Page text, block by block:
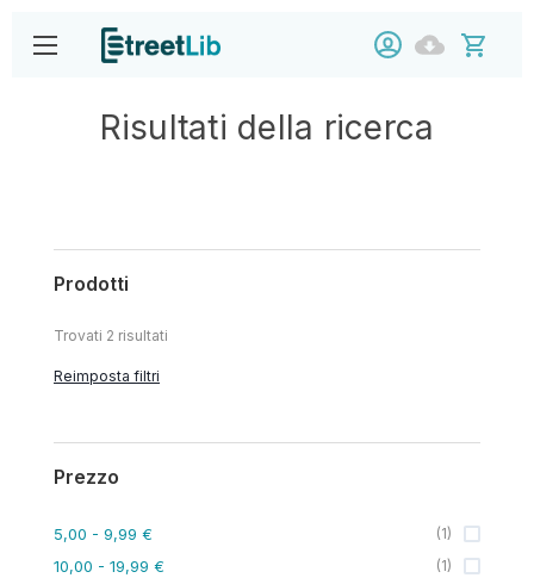
Risultati della ricerca
Prodotti
Trovati 2 risultati
Reimposta filtri
Prezzo
5,00 - 9,99 € (1)
10,00 - 19,99 € (1)